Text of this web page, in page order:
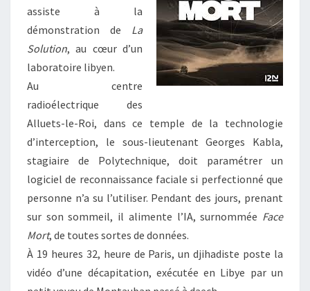
assiste à la
démonstration de La
Solution, au cœur d’un
laboratoire libyen.
Au centre
radioélectrique des
Alluets-le-Roi, dans ce temple de la technologie
d’interception, le sous-lieutenant Georges Kabla,
stagiaire de Polytechnique, doit paramétrer un
logiciel de reconnaissance faciale si perfectionné que
personne n’a su l’utiliser. Pendant des jours, prenant
sur son sommeil, il alimente l’IA, surnommée Face
Mort, de toutes sortes de données.
À 19 heures 32, heure de Paris, un djihadiste poste la
vidéo d’une décapitation, exécutée en Libye par un